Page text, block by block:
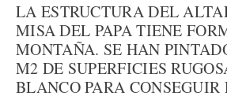
LA ESTRUCTURA DEL
MISA DEL PAPA TIENE
MONTAÑA. SE HAN
M2 DE SUPERFICIES
BLANCO PARA CONSEGUIR